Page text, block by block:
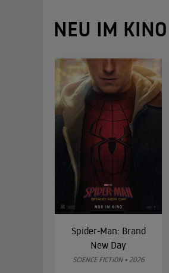
NEU IM KINO
Spider-Man: Brand
New Day
SCIENCE FICTION • 2026